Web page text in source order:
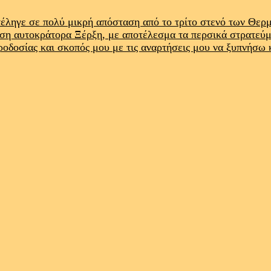
σε πολύ μικρή απόσταση από το τρίτο στενό των
αυτοκράτορα Ξέρξη, με αποτέλεσμα τα περσικά
και σκοπός μου με τις αναρτήσεις μου να